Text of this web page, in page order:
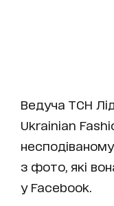
Ведуча ТСН
Ukrainian
з фото, які
у Facebook.